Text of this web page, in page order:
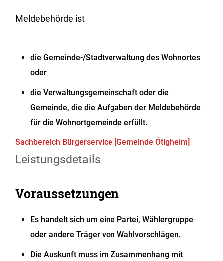
Meldebehörde ist
die Gemeinde-/Stadtverwaltung des Wohnortes
oder
die Verwaltungsgemeinschaft oder die
Gemeinde, die die Aufgaben der Meldebehörde
für die Wohnortgemeinde erfüllt.
Sachbereich Bürgerservice [Gemeinde Ötigheim]
Leistungsdetails
Voraussetzungen
Es handelt sich um eine Partei, Wählergruppe
oder andere Träger von Wahlvorschlägen.
Die Auskunft muss im Zusammenhang mit